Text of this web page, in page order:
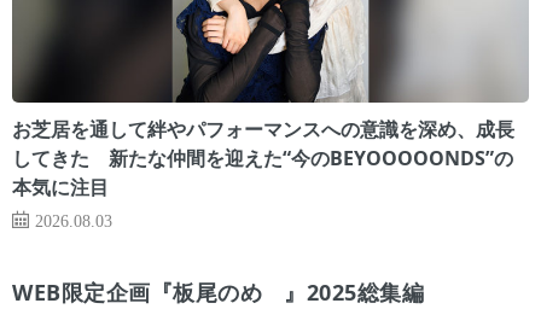
お芝居を通して絆やパフォーマンスへの意識を深め、成長
してきた 新たな仲間を迎えた“今のBEYOOOOONDS”の
本気に注目
2026.08.03
WEB限定企画『板尾のめ゙』2025総集編